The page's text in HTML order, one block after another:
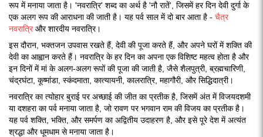
रूप में मनाया जाता है। 'नवरात्रि' शब्द का अर्थ है 'नौ रातें', जिसमें हर दिन देवी दुर्गा के
एक अलग रूप की आराधना की जाती है। यह पर्व साल में दो बार आता है - चैत्र
नवरात्रिऔर शारदीय नवरात्रि।
इस दौरान, भक्तजन उपवास रखते हैं, देवी की पूजा करते हैं, और अपने घरों में शक्ति की
देवी का आह्वान करते हैं। नवरात्रि के हर दिन का अपना एक विशिष्ट महत्व होता है और
इन दिनों में मां के अलग-अलग रूपों की पूजा की जाती है, जैसे शैलपुत्री, ब्रह्मचारिणी,
चंद्रघंटा, कूष्मांडा, स्कंदमाता, कात्यायनी, कालरात्रि, महागौरी, और सिद्धिदात्री।
नवरात्रि का त्योहार बुराई पर अच्छाई की जीत का प्रतीक है, जिसमें अंत में विजयदशमी
या दशहरा का पर्व मनाया जाता है, जो रावण पर भगवान राम की विजय का प्रतीक है।
यह पर्व शक्ति, भक्ति, और समर्पण का अद्वितीय उदाहरण है, और इसे पूरे देश में अत्यंत
श्रद्धा और धूमधाम से मनाया जाता है।